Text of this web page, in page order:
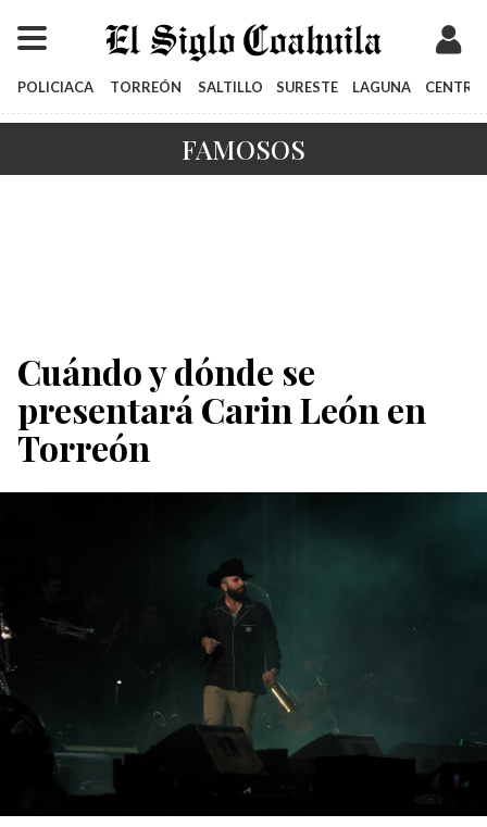
POLICIACA TORREÓN SALTILLO SURESTE LAGUNA CENTRO
FAMOSOS
Cuándo y dónde se
presentará Carin León en
Torreón